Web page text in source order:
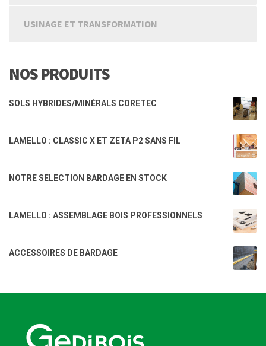
USINAGE ET TRANSFORMATION
NOS PRODUITS
SOLS HYBRIDES/MINÉRALS CORETEC
LAMELLO : CLASSIC X ET ZETA P2 SANS FIL
NOTRE SELECTION BARDAGE EN STOCK
LAMELLO : ASSEMBLAGE BOIS PROFESSIONNELS
ACCESSOIRES DE BARDAGE